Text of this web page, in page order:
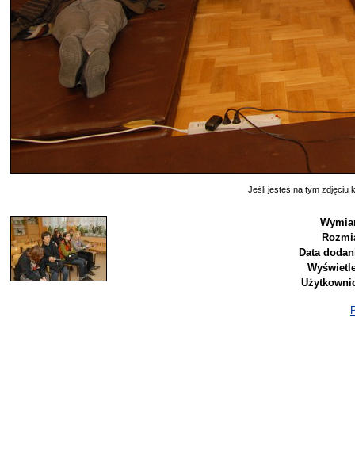
Jeśli jesteś na tym zdjęciu
Data